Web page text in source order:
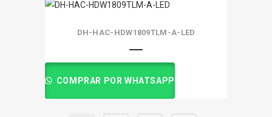
DH-HAC-HDW1809TLM-A-LED
COMPRAR POR WHATSAPP